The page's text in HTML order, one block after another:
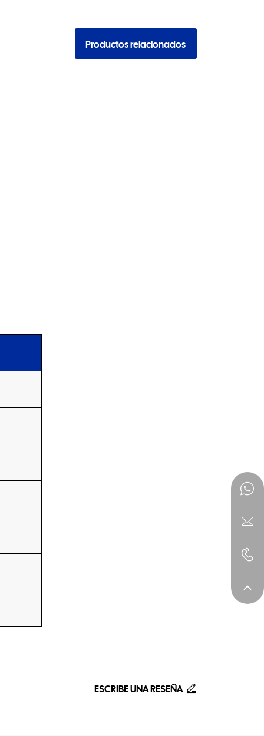
Productos relacionados
ESCRIBE UNA RESEÑA